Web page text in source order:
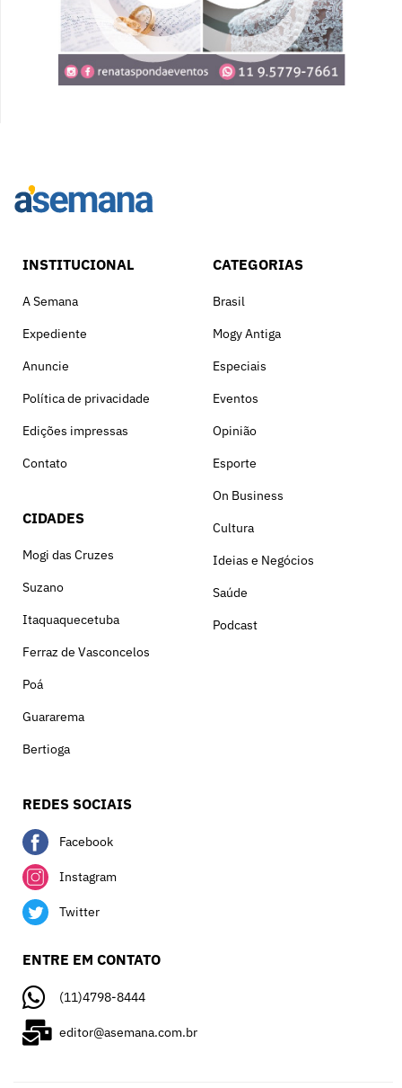
INSTITUCIONAL
A Semana
Expediente
Anuncie
Política de privacidade
Edições impressas
Contato
CIDADES
Mogi das Cruzes
Suzano
Itaquaquecetuba
Ferraz de Vasconcelos
Poá
Guararema
Bertioga
CATEGORIAS
Brasil
Mogy Antiga
Especiais
Eventos
Opinião
Esporte
On Business
Cultura
Ideias e Negócios
Saúde
Podcast
REDES SOCIAIS
Facebook
Instagram
Twitter
ENTRE EM CONTATO
(11)4798-8444
editor@asemana.com.br